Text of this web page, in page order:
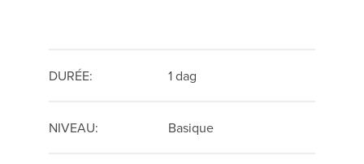
DURÉE: 1 dag
NIVEAU: Basique